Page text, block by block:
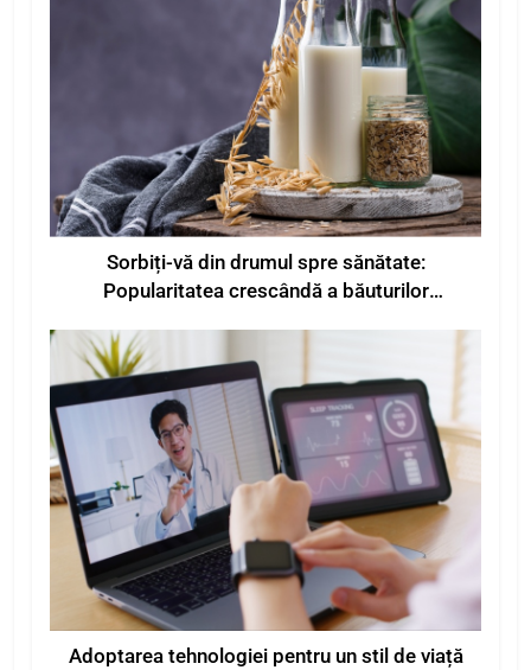
Sorbiți-vă din drumul spre sănătate:
Popularitatea crescândă a băuturilor
Adoptarea tehnologiei pentru un stil de viață